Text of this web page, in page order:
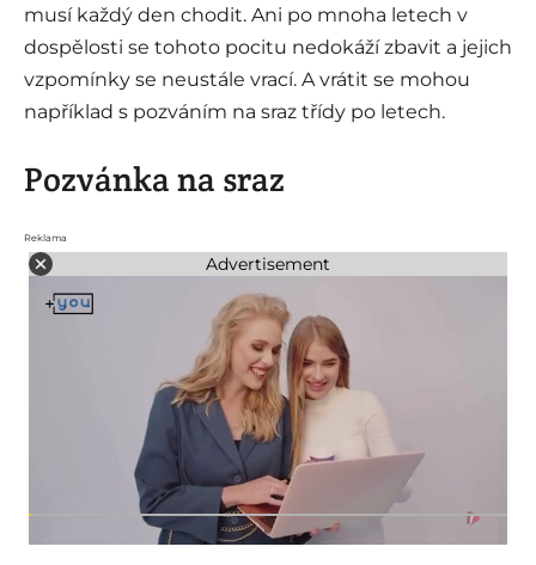
musí každý den chodit. Ani po mnoha letech v
dospělosti se tohoto pocitu nedokáží zbavit a jejich
vzpomínky se neustále vrací. A vrátit se mohou
například s pozváním na sraz třídy po letech.
Pozvánka na sraz
Reklama
Advertisement